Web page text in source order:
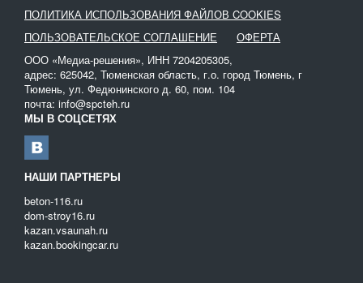
ПОЛИТИКА ИСПОЛЬЗОВАНИЯ ФАЙЛОВ COOKIES
ПОЛЬЗОВАТЕЛЬСКОЕ СОГЛАШЕНИЕ
ОФЕРТА
ООО «Медиа-решения», ИНН 7204205305,
адрес: 625042, Тюменская область, г.о. город Тюмень, г
Тюмень, ул. Федюнинского д. 60, пом. 104
почта: info@spcteh.ru
МЫ В СОЦСЕТЯХ
НАШИ ПАРТНЕРЫ
beton-116.ru
dom-stroy16.ru
kazan.vsaunah.ru
kazan.bookingcar.ru